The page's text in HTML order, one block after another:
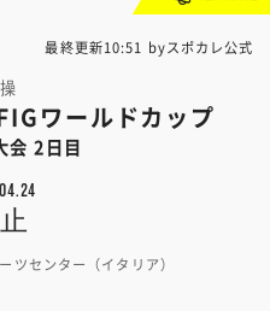
最終更新10:51 byスポカレ公式
ワールドカップ
会 2日目
ツセンター（イタリア）